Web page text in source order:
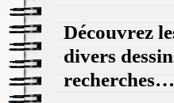
Découvrez
divers